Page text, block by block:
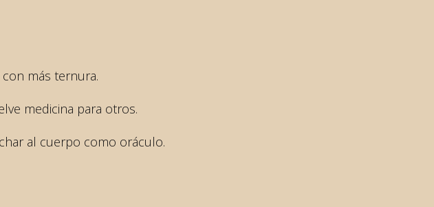
más ternura.
medicina para otros.
al cuerpo como oráculo.